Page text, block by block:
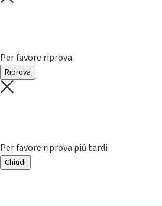
Per favore riprova.
Riprova
Per favore riprova piú tardi
Chiudi